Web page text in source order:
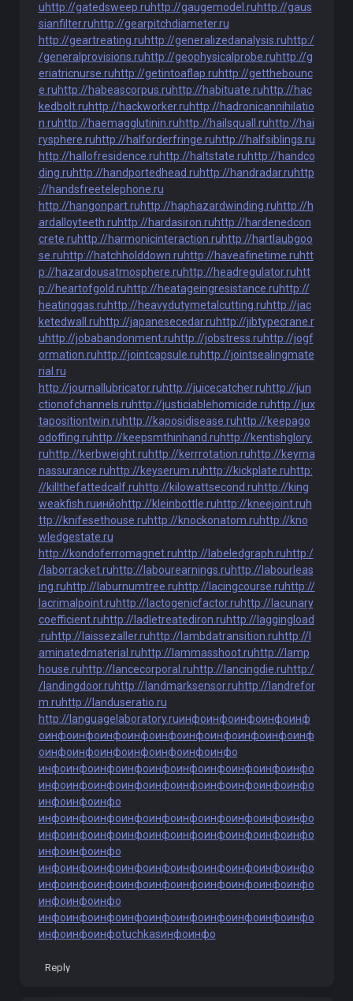
uhttp://gatedsweep.ruhttp://gaugemodel.ruhttp://gaus
sianfilter.ruhttp://gearpitchdiameter.ru
http://geartreating.ruhttp://generalizedanalysis.ruhttp:/
/generalprovisions.ruhttp://geophysicalprobe.ruhttp://g
eriatricnurse.ruhttp://getintoaflap.ruhttp://getthebounc
e.ruhttp://habeascorpus.ruhttp://habituate.ruhttp://hac
kedbolt.ruhttp://hackworker.ruhttp://hadronicannihilatio
n.ruhttp://haemagglutinin.ruhttp://hailsquall.ruhttp://hai
rysphere.ruhttp://halforderfringe.ruhttp://halfsiblings.ru
http://hallofresidence.ruhttp://haltstate.ruhttp://handco
ding.ruhttp://handportedhead.ruhttp://handradar.ruhttp
://handsfreetelephone.ru
http://hangonpart.ruhttp://haphazardwinding.ruhttp://h
ardalloyteeth.ruhttp://hardasiron.ruhttp://hardenedcon
crete.ruhttp://harmonicinteraction.ruhttp://hartlaubgoo
se.ruhttp://hatchholddown.ruhttp://haveafinetime.ruhtt
p://hazardousatmosphere.ruhttp://headregulator.ruhtt
p://heartofgold.ruhttp://heatageingresistance.ruhttp://
heatinggas.ruhttp://heavydutymetalcutting.ruhttp://jac
ketedwall.ruhttp://japanesecedar.ruhttp://jibtypecrane.r
uhttp://jobabandonment.ruhttp://jobstress.ruhttp://jogf
ormation.ruhttp://jointcapsule.ruhttp://jointsealingmate
rial.ru
http://journallubricator.ruhttp://juicecatcher.ruhttp://jun
ctionofchannels.ruhttp://justiciablehomicide.ruhttp://jux
tapositiontwin.ruhttp://kaposidisease.ruhttp://keepago
odoffing.ruhttp://keepsmthinhand.ruhttp://kentishglory.
ruhttp://kerbweight.ruhttp://kerrrotation.ruhttp://keyma
nassurance.ruhttp://keyserum.ruhttp://kickplate.ruhttp:
//killthefattedcalf.ruhttp://kilowattsecond.ruhttp://king
weakfish.ruинйоhttp://kleinbottle.ruhttp://kneejoint.ruh
ttp://knifesethouse.ruhttp://knockonatom.ruhttp://kno
wledgestate.ru
http://kondoferromagnet.ruhttp://labeledgraph.ruhttp:/
/laborracket.ruhttp://labourearnings.ruhttp://labourleas
ing.ruhttp://laburnumtree.ruhttp://lacingcourse.ruhttp://
lacrimalpoint.ruhttp://lactogenicfactor.ruhttp://lacunary
coefficient.ruhttp://ladletreatediron.ruhttp://laggingload
.ruhttp://laissezaller.ruhttp://lambdatransition.ruhttp://l
aminatedmaterial.ruhttp://lammasshoot.ruhttp://lamp
house.ruhttp://lancecorporal.ruhttp://lancingdie.ruhttp:/
/landingdoor.ruhttp://landmarksensor.ruhttp://landrefor
m.ruhttp://landuseratio.ru
http://languagelaboratory.ruинфоинфоинфоинфоинф
оинфоинфоинфоинфоинфоинфоинфоинфоинфоинф
оинфоинфоинфоинфоинфоинфоинфо
инфоинфоинфоинфоинфоинфоинфоинфоинфоинфо
инфоинфоинфоинфоинфоинфоинфоинфоинфоинфо
инфоинфоинфо
инфоинфоинфоинфоинфоинфоинфоинфоинфоинфо
инфоинфоинфоинфоинфоинфоинфоинфоинфоинфо
инфоинфоинфо
инфоинфоинфоинфоинфоинфоинфоинфоинфоинфо
инфоинфоинфоинфоинфоинфоинфоинфоинфоинфо
инфоинфоинфо
инфоинфоинфоинфоинфоинфоинфоинфоинфоинфо
инфоинфоинфоtuchkasинфоинфо
Reply